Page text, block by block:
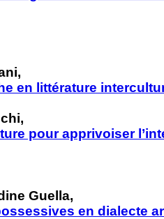
en littérature
pour apprivoiser
Guella,
en dialecte